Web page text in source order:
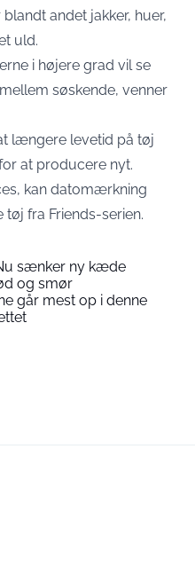
andet jakker, huer,
uld.
i højere grad vil se
søskende, venner
længere levetid på tøj
at producere nyt.
kan datomærkning
fra Friends-serien.
sænker ny kæde
og smør
går mest op i denne